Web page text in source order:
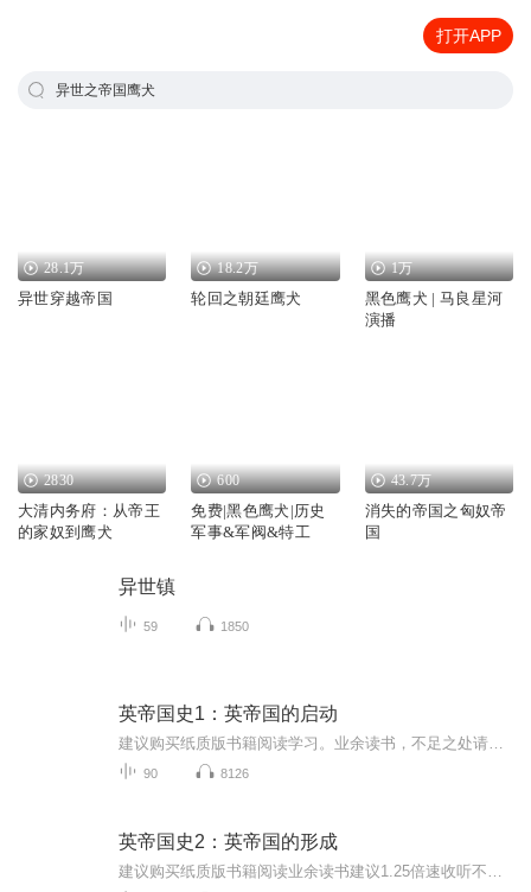
打开APP
异世之帝国鹰犬
28.1万
异世穿越帝国
18.2万
轮回之朝廷鹰犬
1万
黑色鹰犬 | 马良星河
演播
2830
大清内务府：从帝王
的家奴到鹰犬
600
免费|黑色鹰犬|历史
军事&军阀&特工
43.7万
消失的帝国之匈奴帝
国
异世镇
59 1850
英帝国史1：英帝国的启动
90 8126
英帝国史2：英帝国的形成